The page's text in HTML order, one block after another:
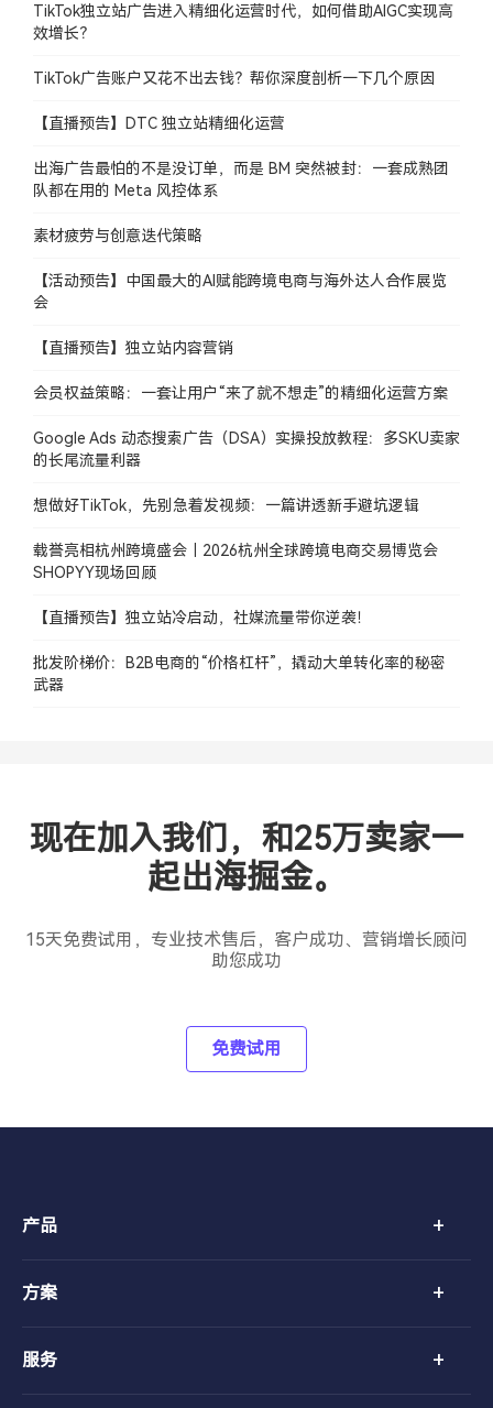
TikTok独立站广告进入精细化运营时代，如何借助AIGC实现高
效增长？
TikTok广告账户又花不出去钱？帮你深度剖析一下几个原因
【直播预告】DTC 独立站精细化运营
出海广告最怕的不是没订单，而是 BM 突然被封：一套成熟团
队都在用的 Meta 风控体系
素材疲劳与创意迭代策略
【活动预告】中国最大的AI赋能跨境电商与海外达人合作展览
会
【直播预告】独立站内容营销
会员权益策略：一套让用户“来了就不想走”的精细化运营方案
Google Ads 动态搜索广告（DSA）实操投放教程：多SKU卖家
的长尾流量利器
想做好TikTok，先别急着发视频：一篇讲透新手避坑逻辑
载誉亮相杭州跨境盛会｜2026杭州全球跨境电商交易博览会
SHOPYY现场回顾
【直播预告】独立站冷启动，社媒流量带你逆袭！
批发阶梯价：B2B电商的“价格杠杆”，撬动大单转化率的秘密
武器
现在加入我们，和25万卖家一
起出海掘金。
15天免费试用，专业技术售后，客户成功、营销增长顾问
助您成功
免费试用
产品 +
方案 +
服务 +